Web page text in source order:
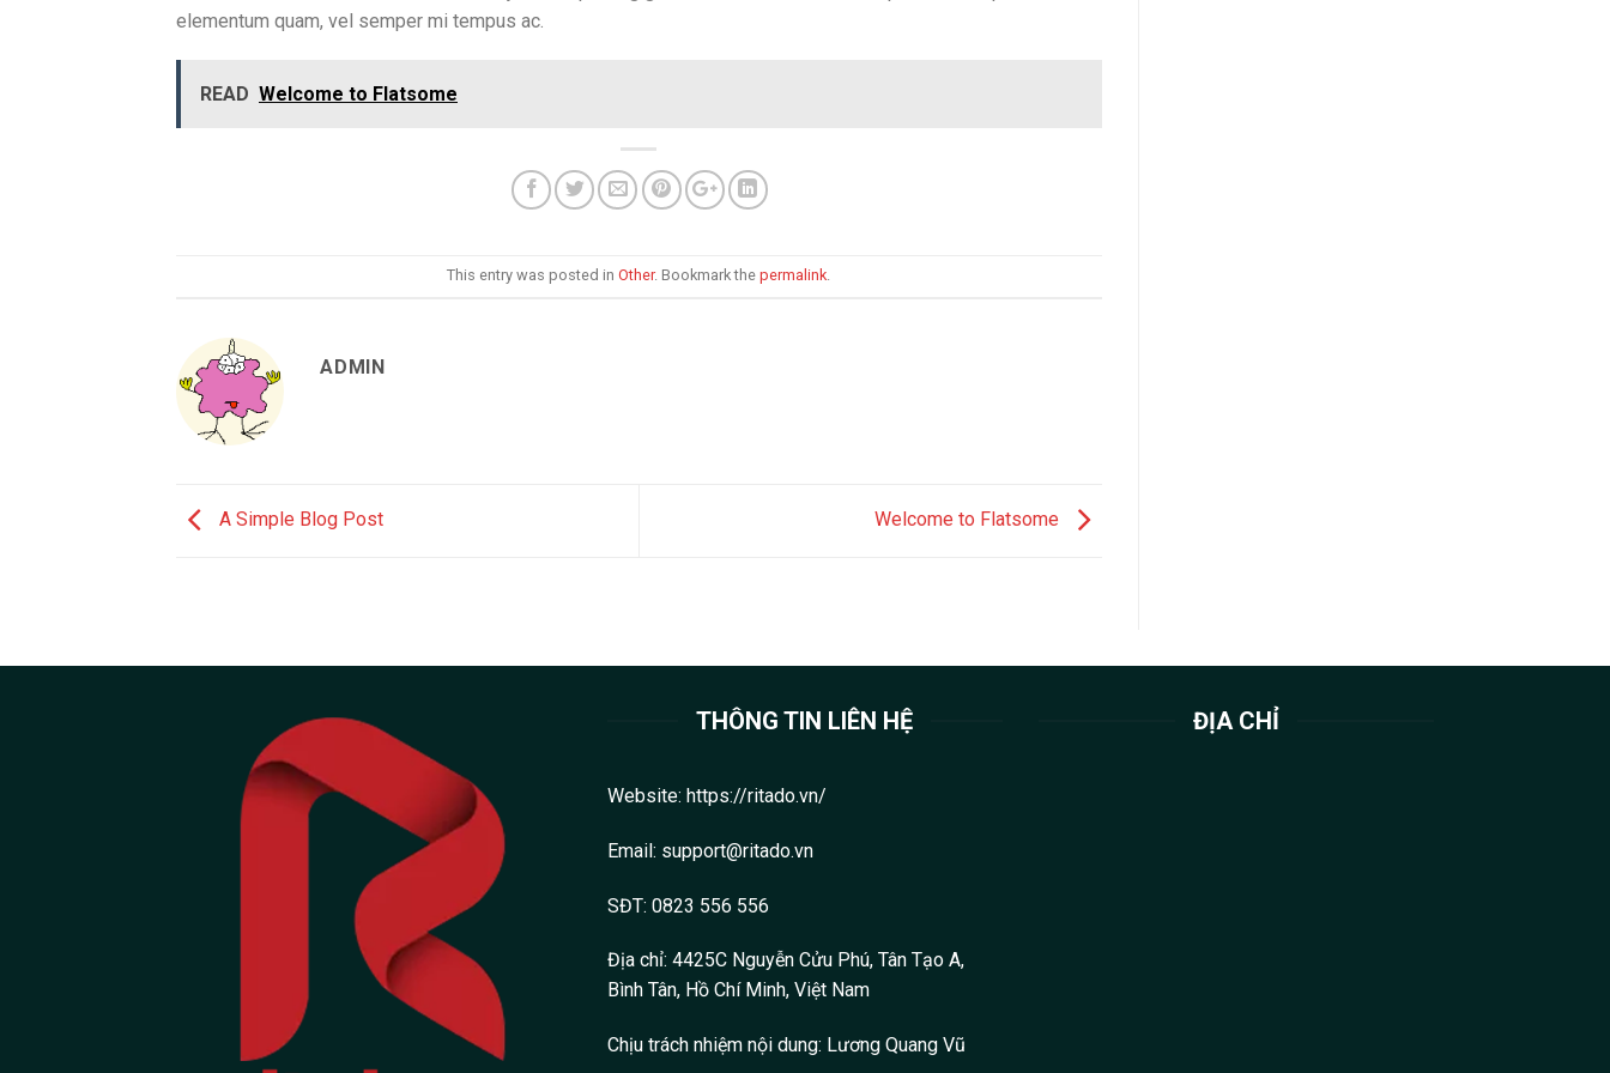
elementum quam, vel semper mi tempus ac.
READ Welcome to Flatsome
This entry was posted inOther. Bookmark thepermalink
ADMIN
A Simple Blog Post Welcome to Flatsome
THÔNG TIN LIÊN HỆ
Website: https://ritado.vn/
Email: support@ritado.vn
SĐT: 0823 556 556
Địa chỉ: 4425C Nguyễn Cửu Phú, Tân Tạo A,
Bình Tân, Hồ Chí Minh, Việt Nam
Chịu trách nhiệm nội dung: Lương Quang Vũ
ĐỊA CHỈ